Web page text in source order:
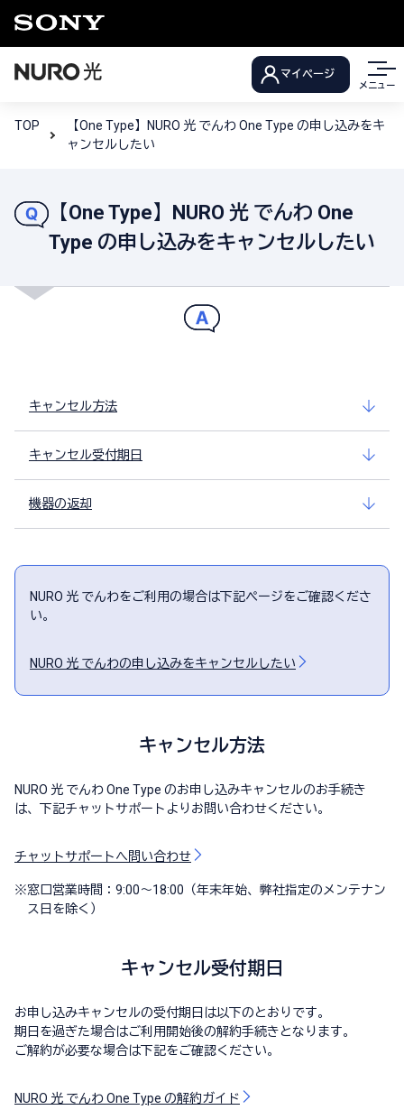
マイページ
メニュー
TOP
【One Type】NURO 光 でんわ One Type の申し込みをキ
ャンセルしたい
【One Type】NURO 光 でんわ One
Type の申し込みをキャンセルしたい
キャンセル方法
キャンセル受付期日
機器の返却
NURO 光 でんわをご利用の場合は下記ページをご確認くださ
い。
NURO 光 でんわの申し込みをキャンセルしたい
キャンセル方法
NURO 光 でんわ One Type のお申し込みキャンセルのお手続き
は、下記チャットサポートよりお問い合わせください。
チャットサポートへ問い合わせ
※窓口営業時間：9:00～18:00（年末年始、弊社指定のメンテナン
ス日を除く）
キャンセル受付期日
お申し込みキャンセルの受付期日は以下のとおりです。
期日を過ぎた場合はご利用開始後の解約手続きとなります。
ご解約が必要な場合は下記をご確認ください。
NURO 光 でんわ One Type の解約ガイド